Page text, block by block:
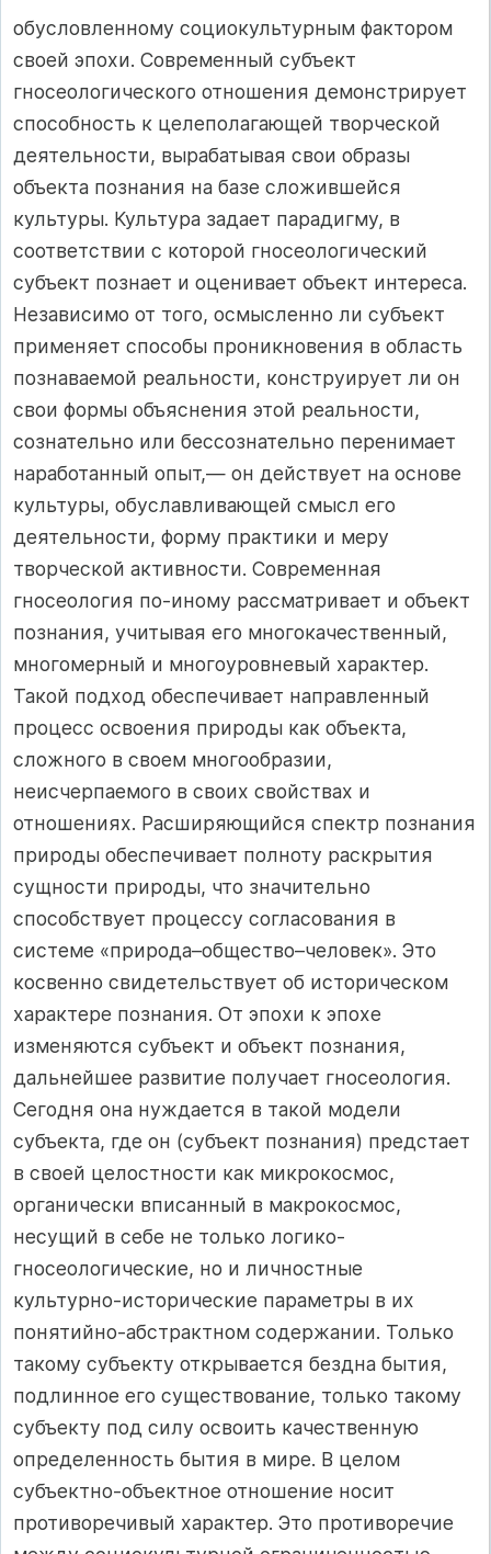
обусловленному социокультурным фактором
своей эпохи. Современный субъект
гносеологического отношения демонстрирует
способность к целеполагающей творческой
деятельности, вырабатывая свои образы
объекта познания на базе сложившейся
культуры. Культура задает парадигму, в
соответствии с которой гносеологический
субъект познает и оценивает объект интереса.
Независимо от того, осмысленно ли субъект
применяет способы проникновения в область
познаваемой реальности, конструирует ли он
свои формы объяснения этой реальности,
сознательно или бессознательно перенимает
наработанный опыт,— он действует на основе
культуры, обуславливающей смысл его
деятельности, форму практики и меру
творческой активности. Современная
гносеология по-иному рассматривает и объект
познания, учитывая его многокачественный,
многомерный и многоуровневый характер.
Такой подход обеспечивает направленный
процесс освоения природы как объекта,
сложного в своем многообразии,
неисчерпаемого в своих свойствах и
отношениях. Расширяющийся спектр познания
природы обеспечивает полноту раскрытия
сущности природы, что значительно
способствует процессу согласования в
системе «природа–общество–человек». Это
косвенно свидетельствует об историческом
характере познания. От эпохи к эпохе
изменяются субъект и объект познания,
дальнейшее развитие получает гносеология.
Сегодня она нуждается в такой модели
субъекта, где он (субъект познания) предстает
в своей целостности как микрокосмос,
органически вписанный в макрокосмос,
несущий в себе не только логико-
гносеологические, но и личностные
культурно-исторические параметры в их
понятийно-абстрактном содержании. Только
такому субъекту открывается бездна бытия,
подлинное его существование, только такому
субъекту под силу освоить качественную
определенность бытия в мире. В целом
субъектно-объектное отношение носит
противоречивый характер. Это противоречие